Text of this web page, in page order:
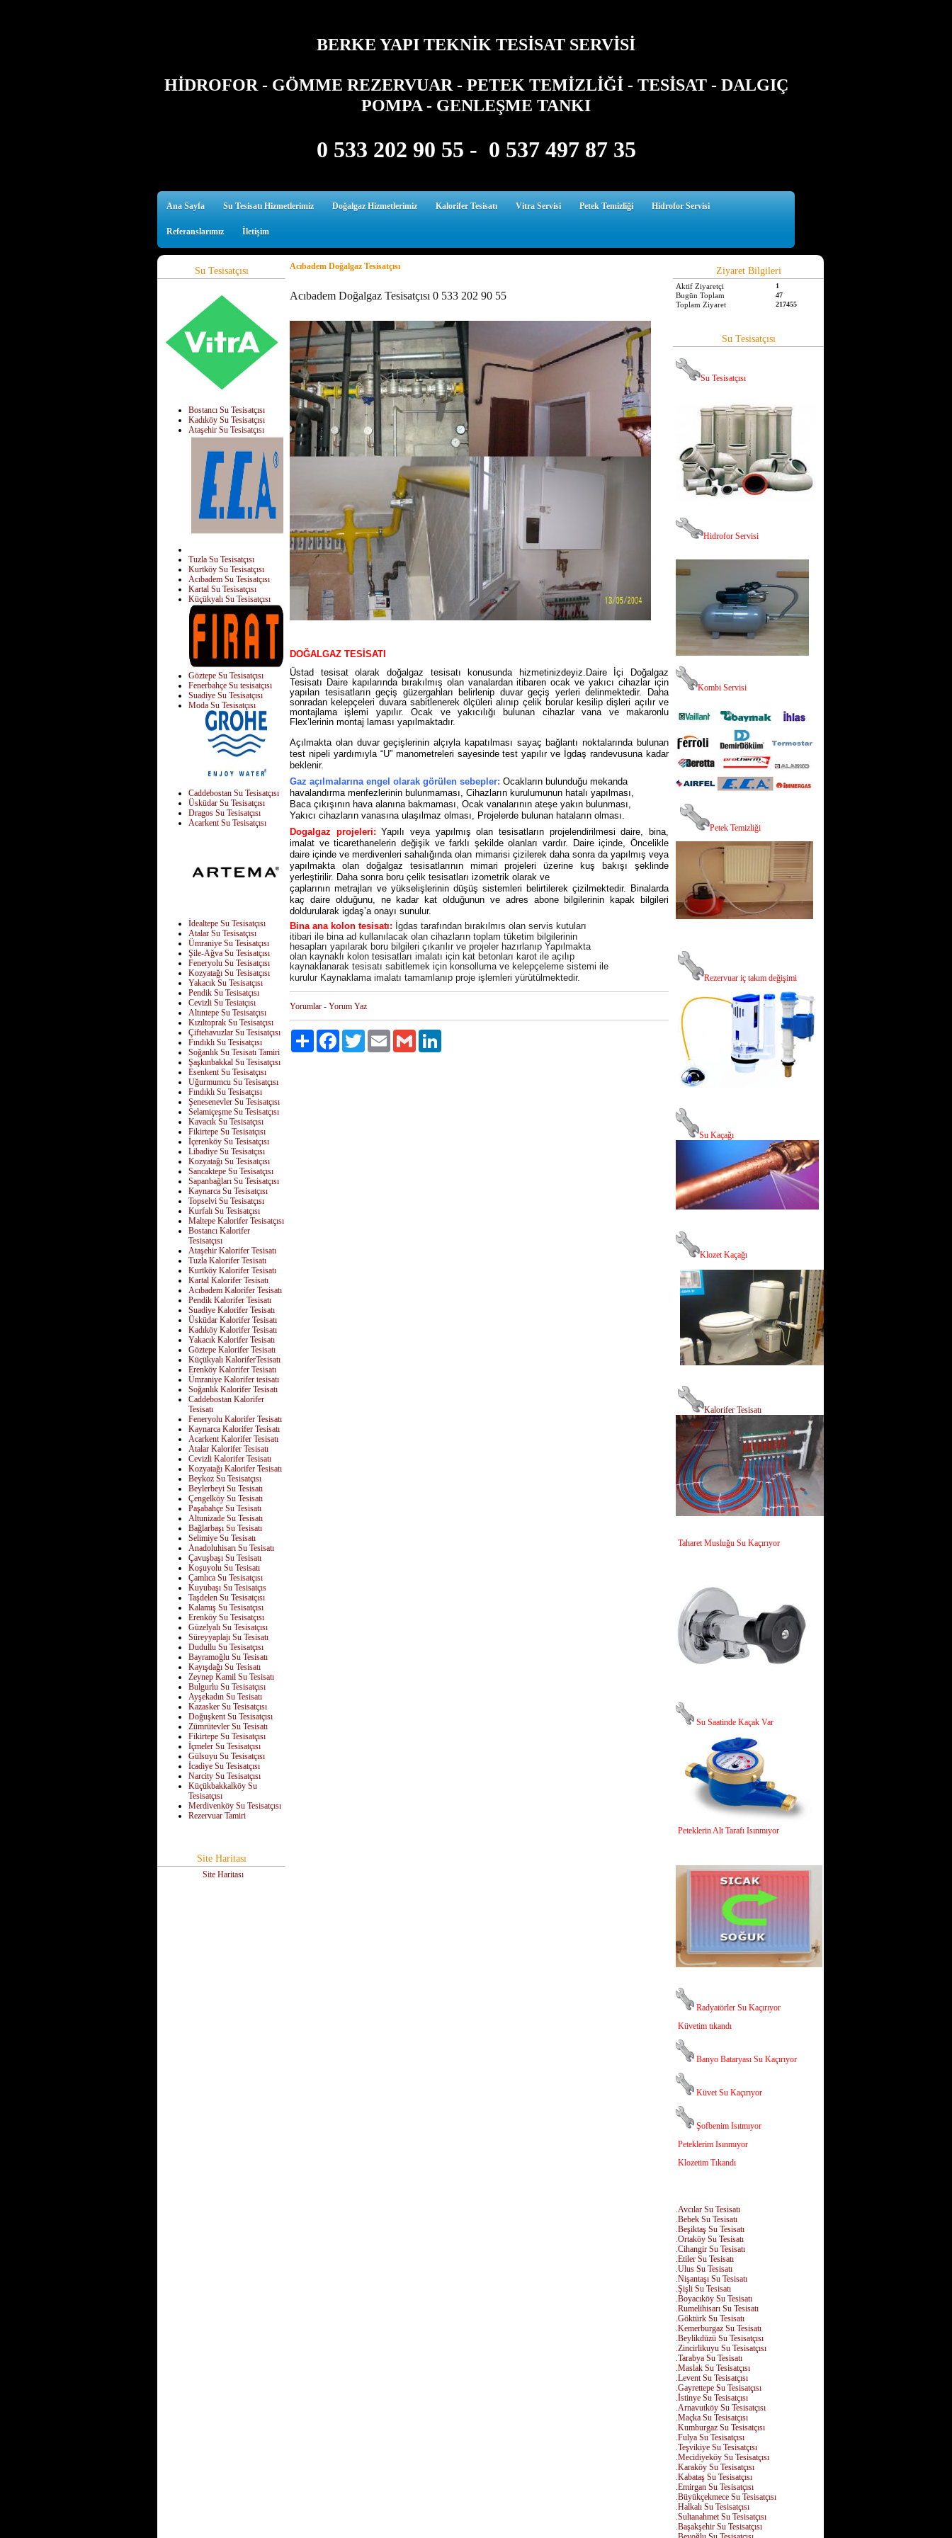
BERKE YAPI TEKNİK TESİSAT SERVİSİ
HİDROFOR - GÖMME REZERVUAR - PETEK TEMİZLİĞİ - TESİSAT - DALGIÇ
POMPA - GENLEŞME TANKI
0 533 202 90 55 - 0 537 497 87 35
Ana Sayfa Su Tesisatı Hizmetlerimiz Doğalgaz Hizmetlerimiz Kalorifer Tesisatı Vitra Servisi Petek Temizliği Hidrofor Servisi
Referanslarımız İletişim
Su Tesisatçısı
Bostancı Su Tesisatçısı
Kadıköy Su Tesisatçısı
Ataşehir Su Tesisatçısı
Tuzla Su Tesisatçısı
Kurtköy Su Tesisatçısı
Acıbadem Su Tesisatçısı
Kartal Su Tesisatçısı
Küçükyalı Su Tesisatçısı
Göztepe Su Tesisatçısı
Fenerbahçe Su tesisatçısı
Suadiye Su Tesisatçısı
Moda Su Tesisatçısı
Caddebostan Su Tesisatçısı
Üsküdar Su Tesisatçısı
Dragos Su Tesisatçısı
Acarkent Su Tesisatçısı
İdealtepe Su Tesisatçısı
Atalar Su Tesisatçısı
Ümraniye Su Tesisatçısı
Şile-Ağva Su Tesisatçısı
Feneryolu Su Tesisatçısı
Kozyatağı Su Tesisatçısı
Yakacık Su Tesisatçısı
Pendik Su Tesisatçısı
Cevizli Su Tesiatçısı
Altıntepe Su Tesisatçısı
Kızıltoprak Su Tesisatçısı
Çiftehavuzlar Su Tesisatçısı
Fındıklı Su Tesisatçısı
Soğanlık Su Tesisatı Tamiri
Şaşkınbakkal Su Tesisatçısı
Esenkent Su Tesisatçısı
Uğurmumcu Su Tesisatçısı
Fındıklı Su Tesisatçısı
Şenesenevler Su Tesisatçısı
Selamiçeşme Su Tesisatçısı
Kavacık Su Tesisatçısı
Fikirtepe Su Tesisatçısı
İçerenköy Su Tesisatçısı
Libadiye Su Tesisatçısı
Kozyatağı Su Tesisatçısı
Sancaktepe Su Tesisatçısı
Sapanbağları Su Tesisatçısı
Kaynarca Su Tesisatçısı
Topselvi Su Tesisatçısı
Kurfalı Su Tesisatçısı
Maltepe Kalorifer Tesisatçısı
Bostancı Kalorifer
Tesisatçısı
Ataşehir Kalorifer Tesisatı
Tuzla Kalorifer Tesisatı
Kurtköy Kalorifer Tesisatı
Kartal Kalorifer Tesisatı
Acıbadem Kalorifer Tesisatı
Pendik Kalorifer Tesisatı
Suadiye Kalorifer Tesisatı
Üsküdar Kalorifer Tesisatı
Kadıköy Kalorifer Tesisatı
Yakacık Kalorifer Tesisatı
Göztepe Kalorifer Tesisatı
Küçükyalı KaloriferTesisatı
Erenköy Kalorifer Tesisatı
Ümraniye Kalorifer tesisatı
Soğanlık Kalorifer Tesisatı
Caddebostan Kalorifer
Tesisatı
Feneryolu Kalorifer Tesisatı
Kaynarca Kalorifer Tesisatı
Acarkent Kalorifer Tesisatı
Atalar Kalorifer Tesisatı
Cevizli Kalorifer Tesisatı
Kozyatağı Kalorifer Tesisatı
Beykoz Su Tesisatçısı
Beylerbeyi Su Tesisatı
Çengelköy Su Tesisatı
Paşabahçe Su Tesisatı
Altunizade Su Tesisatı
Bağlarbaşı Su Tesisatı
Selimiye Su Tesisatı
Anadoluhisarı Su Tesisatı
Çavuşbaşı Su Tesisatı
Koşuyolu Su Tesisatı
Çamlıca Su Tesisatçısı
Kuyubaşı Su Tesisatçıs
Taşdelen Su Tesisatçısı
Kalamış Su Tesisatçısı
Erenköy Su Tesisatçısı
Güzelyalı Su Tesisatçısı
Süreyyaplajı Su Tesisatı
Dudullu Su Tesisatçısı
Bayramoğlu Su Tesisatı
Kayışdağı Su Tesisatı
Zeynep Kamil Su Tesisatı
Bulgurlu Su Tesisatçısı
Ayşekadın Su Tesisatı
Kazasker Su Tesisatçısı
Doğuşkent Su Tesisatçısı
Zümrütevler Su Tesisatı
Fikirtepe Su Tesisatçısı
İçmeler Su Tesisatçısı
Gülsuyu Su Tesisatçısı
İcadiye Su Tesisatçısı
Narcity Su Tesisatçısı
Küçükbakkalköy Su
Tesisatçısı
Merdivenköy Su Tesisatçısı
Rezervuar Tamiri
Site Haritası
Site Haritası
Acıbadem Doğalgaz Tesisatçısı
Acıbadem Doğalgaz Tesisatçısı 0 533 202 90 55
DOĞALGAZ TESİSATI
Üstad tesisat olarak doğalgaz tesisatı konusunda hizmetinizdeyiz.Daire İçi Doğalgaz
Tesisatı Daire kapılarında bırakılmış olan vanalardan itibaren ocak ve yakıcı cihazlar için
yapılan tesisatların geçiş güzergahları belirlenip duvar geçiş yerleri delinmektedir. Daha
sonradan kelepçeleri duvara sabitlenerek ölçüleri alınıp çelik borular kesilip dişleri açılır ve
montajlama işlemi yapılır. Ocak ve yakıcılığı bulunan cihazlar vana ve makaronlu
Flex’lerinin montaj laması yapılmaktadır.
Açılmakta olan duvar geçişlerinin alçıyla kapatılması sayaç bağlantı noktalarında bulunan
test nipeli yardımıyla “U” manometreleri sayesinde test yapılır ve İgdaş randevusuna kadar
beklenir.
Gaz açılmalarına engel olarak görülen sebepler: Ocakların bulunduğu mekanda
havalandırma menfezlerinin bulunmaması, Cihazların kurulumunun hatalı yapılması,
Baca çıkışının hava alanına bakmaması, Ocak vanalarının ateşe yakın bulunması,
Yakıcı cihazların vanasına ulaşılmaz olması, Projelerde bulunan hataların olması.
Dogalgaz projeleri: Yapılı veya yapılmış olan tesisatların projelendirilmesi daire, bina,
imalat ve ticarethanelerin değişik ve farklı şekilde olanları vardır. Daire içinde, Öncelikle
daire içinde ve merdivenleri sahalığında olan mimarisi çizilerek daha sonra da yapılmış veya
yapılmakta olan doğalgaz tesisatlarının mimari projeleri üzerine kuş bakışı şeklinde
yerleştirilir. Daha sonra boru çelik tesisatları izometrik olarak ve
çaplarının metrajları ve yükselişlerinin düşüş sistemleri belirtilerek çizilmektedir. Binalarda
kaç daire olduğunu, ne kadar kat olduğunun ve adres abone bilgilerinin kapak bilgileri
doldurularak igdaş’a onayı sunulur.
Bina ana kolon tesisatı: İgdas tarafından bırakılmıs olan servis kutuları
itibari ile bina ad kullanılacak olan cihazların toplam tüketim bilgilerinin
hesapları yapılarak boru bilgileri çıkarılır ve projeler hazırlanıp Yapılmakta
olan kaynaklı kolon tesisatları imalatı için kat betonları karot ile açılıp
kaynaklanarak tesisatı sabitlemek için konsolluma ve kelepçeleme sistemi ile
kurulur Kaynaklama imalatı tamamlanıp proje işlemleri yürütülmektedir.
Yorumlar - Yorum Yaz
Paylaş FacebookTwitter Email Gmail
Ziyaret Bilgileri
Aktif Ziyaretçi 1
Bugün Toplam 47
Toplam Ziyaret 217455
Su Tesisatçısı
Su Tesisatçısı
Hidrofor Servisi
Kombi Servisi
Petek Temizliği
Rezervuar iç takım değişimi
Su Kaçağı
Klozet Kaçağı
Kalorifer Tesisatı
Taharet Musluğu Su Kaçırıyor
Su Saatinde Kaçak Var
Peteklerin Alt Tarafı Isınmıyor
Radyatörler Su Kaçırıyor
Küvetim tıkandı
Banyo Bataryası Su Kaçırıyor
Küvet Su Kaçırıyor
Şofbenim Isıtmıyor
Peteklerim Isınmıyor
Klozetim Tıkandı
.Avcılar Su Tesisatı
.Bebek Su Tesisatı
.Beşiktaş Su Tesisatı
.Ortaköy Su Tesisatı
.Cihangir Su Tesisatı
.Etiler Su Tesisatı
.Ulus Su Tesisatı
.Nişantaşı Su Tesisatı
.Şişli Su Tesisatı
.Boyacıköy Su Tesisatı
.Rumelihisarı Su Tesisatı
.Göktürk Su Tesisatı
.Kemerburgaz Su Tesisatı
.Beylikdüzü Su Tesisatçısı
.Zincirlikuyu Su Tesisatçısı
.Tarabya Su Tesisatı
.Maslak Su Tesisatçısı
.Levent Su Tesisatçısı
.Gayrettepe Su Tesisatçısı
.İstinye Su Tesisatçısı
.Arnavutköy Su Tesisatçısı
.Maçka Su Tesisatçısı
.Kumburgaz Su Tesisatçısı
.Fulya Su Tesisatçısı
.Teşvikiye Su Tesisatçısı
.Mecidiyeköy Su Tesisatçısı
.Karaköy Su Tesisatçısı
.Kabataş Su Tesisatçısı
.Emirgan Su Tesisatçısı
.Büyükçekmece Su Tesisatçısı
.Halkalı Su Tesisatçısı
.Sultanahmet Su Tesisatçısı
.Başakşehir Su Tesisatçısı